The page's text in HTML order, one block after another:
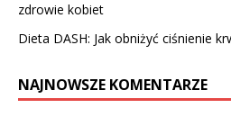
zdrowie kobiet
Dieta DASH: Jak obniżyć ciśnienie
NAJNOWSZE KOMENTARZE